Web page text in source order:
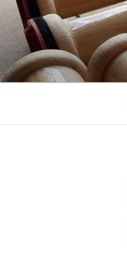
Zum
Inhalt
springen